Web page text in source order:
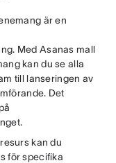
är en
Med Asanas mall
kan du se alla
till lanseringen av
Det
kan du
för specifika